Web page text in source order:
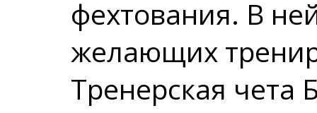
фехтования. В
желающих
Тренерская чета